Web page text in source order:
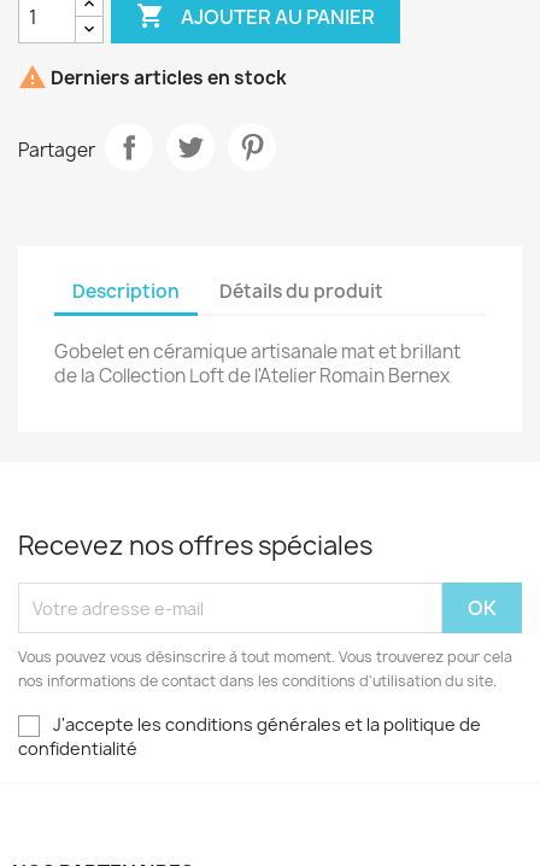
 AJOUTER AU PANIER
 Derniers articles en stock
Partager
Description Détails du produit
Gobelet en céramique artisanale mat et brillant
de la Collection Loft de l'Atelier Romain Bernex
Recevez nos offres spéciales
Vous pouvez vous désinscrire à tout moment. Vous trouverez pour cela
nos informations de contact dans les conditions d'utilisation du site.
J'accepte les conditions générales et la politique de
confidentialité